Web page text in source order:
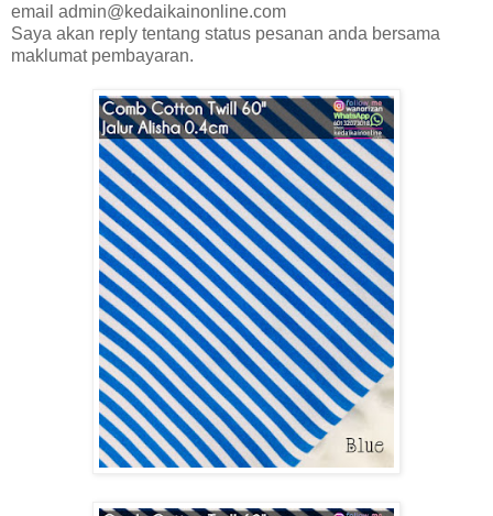
email admin@kedaikainonline.com
Saya akan reply tentang status pesanan anda bersama
maklumat pembayaran.